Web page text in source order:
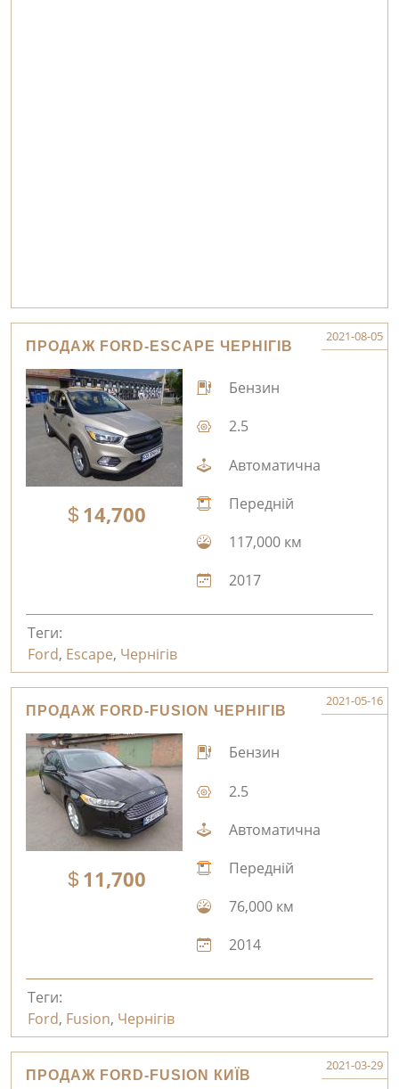
ПРОДАЖ FORD-ESCAPE ЧЕРНІГІВ
2021-08-05
14,700
Бензин
2.5
Автоматична
Передній
117,000 км
2017
Теги:
Ford, Escape, Чернігів
ПРОДАЖ FORD-FUSION ЧЕРНІГІВ
2021-05-16
11,700
Бензин
2.5
Автоматична
Передній
76,000 км
2014
Теги:
Ford, Fusion, Чернігів
ПРОДАЖ FORD-FUSION КИЇВ
2021-03-29